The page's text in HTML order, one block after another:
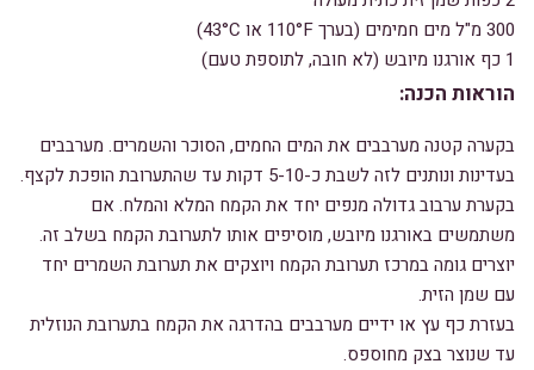
300 מ"ל מים חמימים (בערך 110°F או 43°C)
1 כף אורגנו מיובש (לא חובה, לתוספת טעם)
הוראות הכנה:
בקערה קטנה מערבבים את המים החמים, הסוכר והשמרים. מערבבים
בעדינות ונותנים לזה לשבת כ-5-10 דקות עד שהתערובת הופכת לקצף.
בקערת ערבוב גדולה מנפים יחד את הקמח המלא והמלח. אם
משתמשים באורגנו מיובש, מוסיפים אותו לתערובת הקמח בשלב זה.
יוצרים גומה במרכז תערובת הקמח ויוצקים את תערובת השמרים יחד
עם שמן הזית.
בעזרת כף עץ או ידיים מערבבים בהדרגה את הקמח בתערובת הנוזלית
עד שנוצר בצק מחוספס.